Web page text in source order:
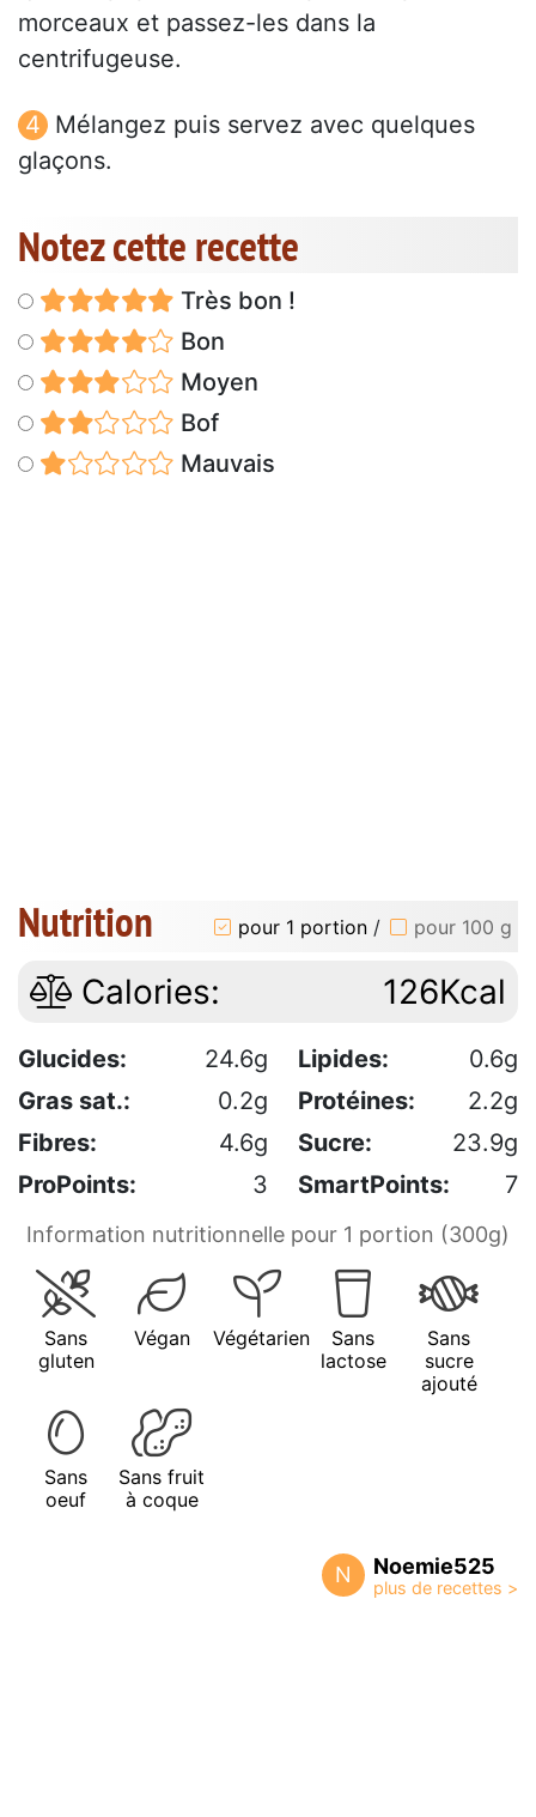
morceaux et passez-les dans la
centrifugeuse.
Mélangez puis servez avec quelques
glaçons.
Notez cette recette
Très bon !
Bon
Moyen
Bof
Mauvais
Nutrition pour 1 portion / pour 100 g
Calories: 126Kcal
Glucides: 24.6g Lipides:
0.6g
Gras sat.:
0.2g Protéines:
2.2g
Fibres:
4.6g Sucre:
23.9g
ProPoints:
3 SmartPoints: 7
Information nutritionnelle pour 1 portion (300g)
Sans
gluten
Végan Végétarien
Sans
lactose
Sans
sucre
ajouté
Sans
oeuf
Sans fruit
à coque
N Noemie525